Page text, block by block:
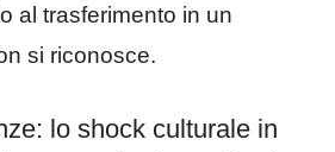
al trasferimento in un
si riconosce.
lo shock culturale in